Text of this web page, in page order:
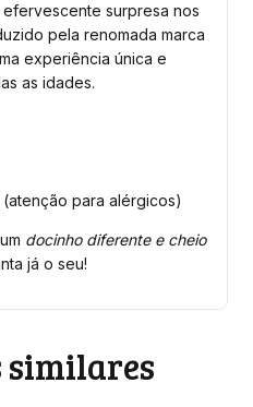
surpresa nos
pela renomada marca
experiência única e
as idades.
para alérgicos)
docinho diferente e cheio
já o seu!
similares